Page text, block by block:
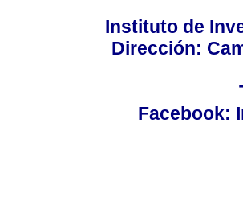
Instituto de
Dirección:
Facebook: